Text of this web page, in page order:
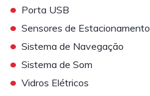
• Porta USB
• Sensores de Estacionamento
• Sistema de Navegação
• Sistema de Som
• Vidros Elétricos